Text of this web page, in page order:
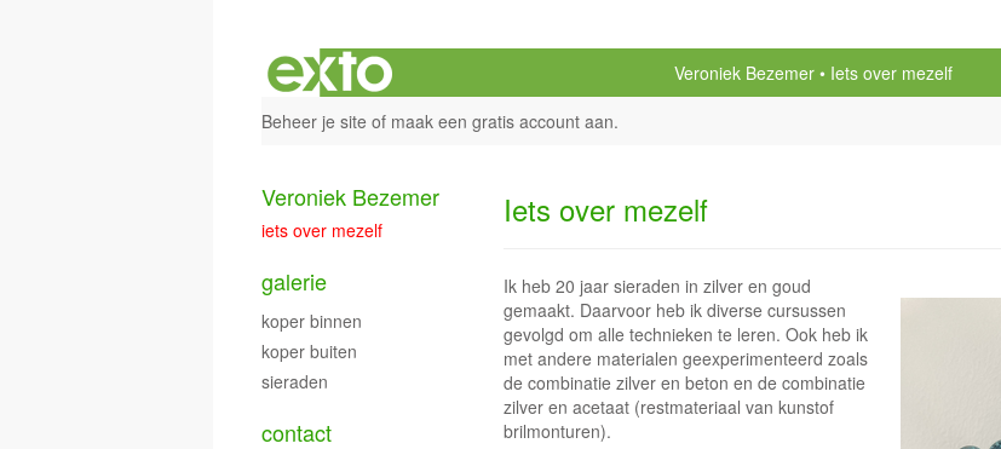
Veroniek Bezemer
Iets over mezelf
Beheer je site of maak een gratis account aan.
Iets over mezelf
Ik heb 20 jaar sieraden in zilver en goud
gemaakt. Daarvoor heb ik diverse cursussen
gevolgd om alle technieken te leren. Ook heb ik
met andere materialen geexperimenteerd zoals
de combinatie zilver en beton en de combinatie
zilver en acetaat (restmateriaal van kunstof
brilmonturen).
Veroniek Bezemer
iets over mezelf
galerie
koper binnen
koper buiten
sieraden
contact